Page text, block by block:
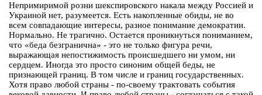
Непримиримой розни шекспировского накала между Россией и
Украиной нет, разумеется. Есть накопленные обиды, не во
всем совпадающие интересы, разное понимание демократии.
Нормально. Не трагично. Остается проникнуться пониманием,
что «беда безгранична» - это не только фигура речи,
выражающая непостижимость происшедшего ни умом, ни
сердцем. Иногда это просто синоним общей беды, не
признающей границ. В том числе и границ государственных.
Хотя право любой страны - по-своему трактовать события